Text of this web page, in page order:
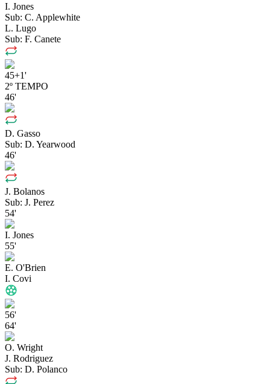
I. Jones
Sub: C. Applewhite
L. Lugo
Sub: F. Canete
45+1'
2º TEMPO
46'
D. Gasso
Sub: D. Yearwood
46'
J. Bolanos
Sub: J. Perez
54'
I. Jones
55'
E. O'Brien
I. Covi
56'
64'
O. Wright
J. Rodriguez
Sub: D. Polanco